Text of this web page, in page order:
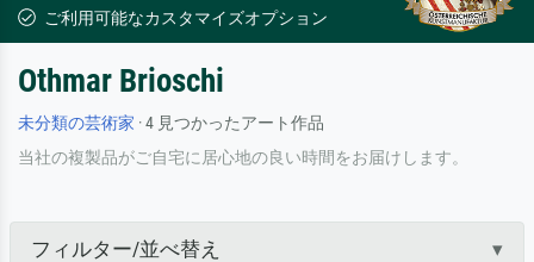
ご利用可能なカスタマイズオプション
Othmar Brioschi
未分類の芸術家 · 4 見つかったアート作品
当社の複製品がご自宅に居心地の良い時間をお届けします。
フィルター/並べ替え